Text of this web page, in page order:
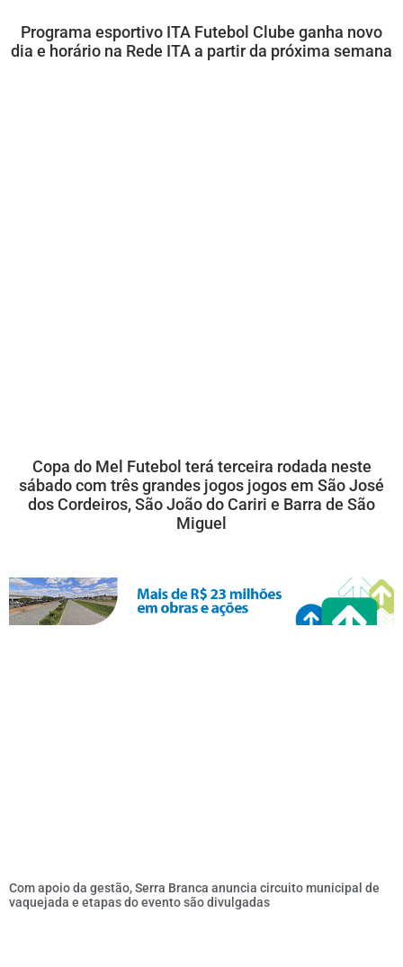
Programa esportivo ITA Futebol Clube ganha novo
dia e horário na Rede ITA a partir da próxima semana
Copa do Mel Futebol terá terceira rodada neste
sábado com três grandes jogos jogos em São José
dos Cordeiros, São João do Cariri e Barra de São
Miguel
Com apoio da gestão, Serra Branca anuncia circuito municipal de
vaquejada e etapas do evento são divulgadas